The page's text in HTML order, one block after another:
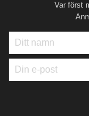
Var först